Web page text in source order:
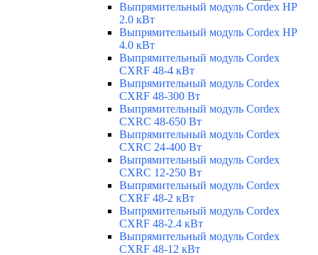
Выпрямительный модуль Cordex HP
2.0 кВт
Выпрямительный модуль Cordex HP
4.0 кВт
Выпрямительный модуль Cordex
CXRF 48-4 кВт
Выпрямительный модуль Cordex
CXRF 48-300 Вт
Выпрямительный модуль Cordex
CXRС 48-650 Вт
Выпрямительный модуль Cordex
CXRС 24-400 Вт
Выпрямительный модуль Cordex
CXRС 12-250 Вт
Выпрямительный модуль Cordex
CXRF 48-2 кВт
Выпрямительный модуль Cordex
CXRF 48-2.4 кВт
Выпрямительный модуль Cordex
CXRF 48-12 кВт